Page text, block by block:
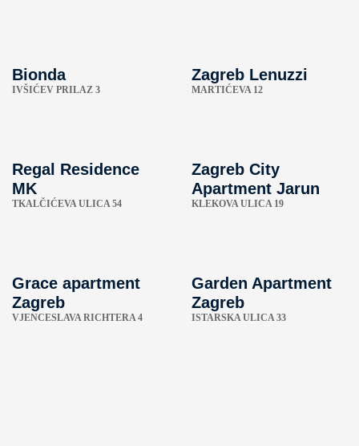
Bionda
IVŠIĆEV PRILAZ 3
Zagreb Lenuzzi
MARTIĆEVA 12
Regal Residence
MK
TKALČIĆEVA ULICA 54
Zagreb City
Apartment Jarun
KLEKOVA ULICA 19
Grace apartment
Zagreb
VJENCESLAVA RICHTERA 4
Garden Apartment
Zagreb
ISTARSKA ULICA 33